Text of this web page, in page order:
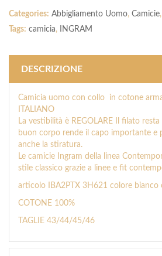
Categories: Abbigliamento Uomo, Camicie,
Tags: camicia, INGRAM
DESCRIZIONE
Camicia uomo con collo in cotone
ITALIANO
La vestibilità è REGOLARE Il filato
buon corpo rende il capo importante e
anche la stiratura.
Le camicie Ingram della linea
stile classico grazie a linee e fit
articolo IBA2PTX 3H621 colore bianco
COTONE 100%
TAGLIE 43/44/45/46